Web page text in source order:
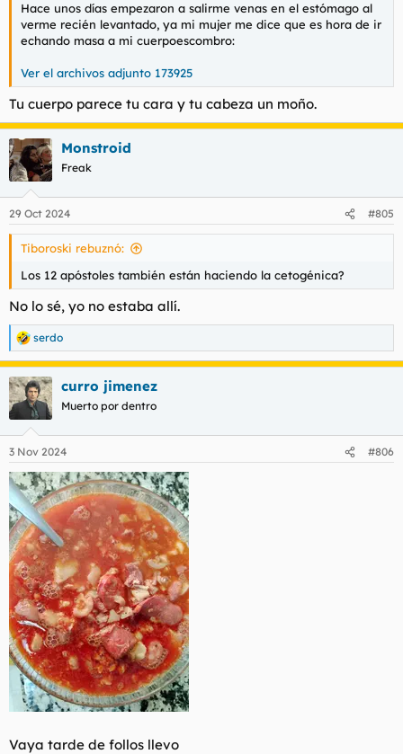
Hace unos días empezaron a salirme venas en el estómago al
verme recién levantado, ya mi mujer me dice que es hora de ir
echando masa a mi cuerpoescombro:
Ver el archivos adjunto 173925
Tu cuerpo parece tu cara y tu cabeza un moño.
Monstroid
Freak
29 Oct 2024 #805
Tiboroski rebuznó:
Los 12 apóstoles también están haciendo la cetogénica?
No lo sé, yo no estaba allí.
R
e
a
c
c
e
s
:
serdo
curro jimenez
Muerto por dentro
3 Nov 2024 #806
Vaya tarde de follos llevo